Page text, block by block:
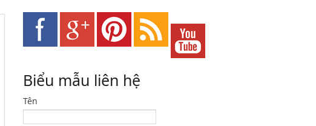
Biểu mẫu liên hệ
Tên